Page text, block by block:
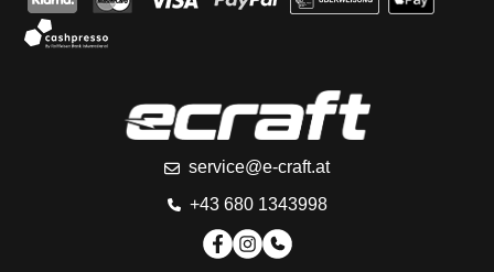
service@e-craft.at
+43 680 1343998